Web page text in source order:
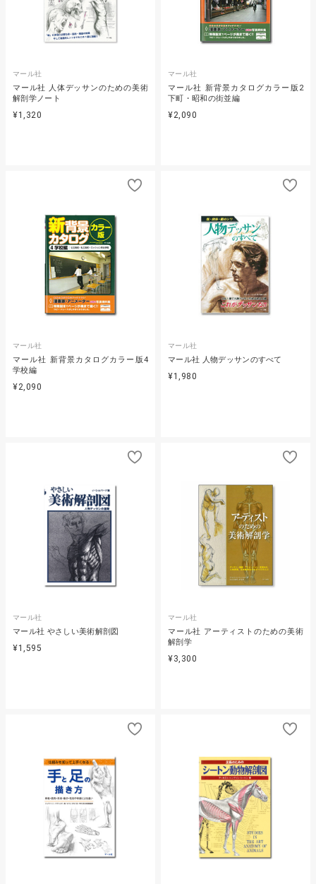
マール社
マール社 人体デッサンのための美術
解剖学ノート
¥1,320
マール社
マール社 新背景カタログカラー版2
下町・昭和の街並編
¥2,090
マール社
マール社 新背景カタログカラー版4
学校編
¥2,090
マール社
マール社 人物デッサンのすべて
¥1,980
マール社
マール社 やさしい美術解剖図
¥1,595
マール社
マール社 アーティストのための美術
解剖学
¥3,300